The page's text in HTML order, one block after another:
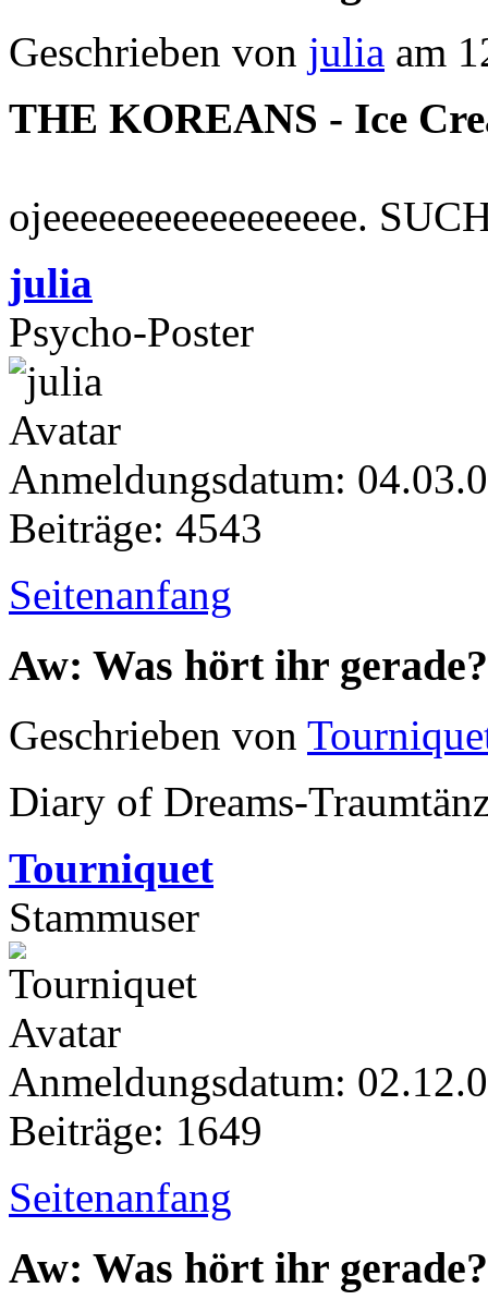
Geschrieben von julia am
THE KOREANS - Ice
ojeeeeeeeeeeeeeeeee.
julia
Psycho-Poster
Anmeldungsdatum:
Beiträge: 4543
Seitenanfang
Aw: Was hört ihr gerade?
Geschrieben von
Diary of Dreams-
Tourniquet
Stammuser
Anmeldungsdatum:
Beiträge: 1649
Seitenanfang
Aw: Was hört ihr gerade?